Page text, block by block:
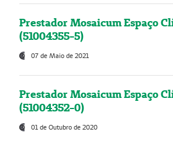
Prestador Mosaicum Espaço
(51004355-5)
07 de Maio de 2021
Prestador Mosaicum Espaço
(51004352-0)
01 de Outubro de 2020